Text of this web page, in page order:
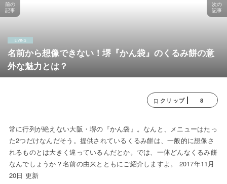
名前から想像できない！堺『かん袋』のくるみ餅の意
外な魅力とは？
前の
記事
次の
記事
クリップ 8
常に行列が絶えない大阪・堺の『かん袋』。なんと、メニューはたっ
た2つだけなんだそう。提供されているくるみ餅は、一般的に想像さ
れるものとは大きく違っているんだとか。では、一体どんなくるみ餅
なんでしょうか？名前の由来とともにご紹介しますよ。 2017年11月
20日 更新